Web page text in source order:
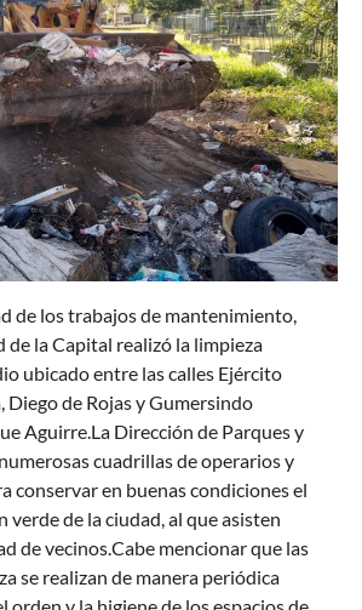
de los trabajos de mantenimiento,
de la Capital realizó la limpieza
ubicado entre las calles Ejército
Diego de Rojas y Gumersindo
Aguirre.La Dirección de Parques y
cuadrillas de operarios y
conservar en buenas condiciones el
verde de la ciudad, al que asisten
de vecinos.Cabe mencionar que las
se realizan de manera periódica